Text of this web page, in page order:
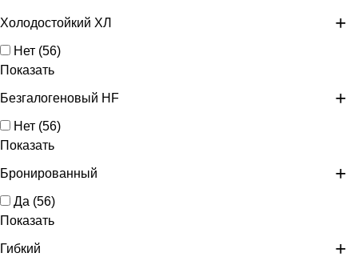
Холодостойкий ХЛ
Нет (56)
Показать
Безгалогеновый HF
Нет (56)
Показать
Бронированный
Да (56)
Показать
Гибкий